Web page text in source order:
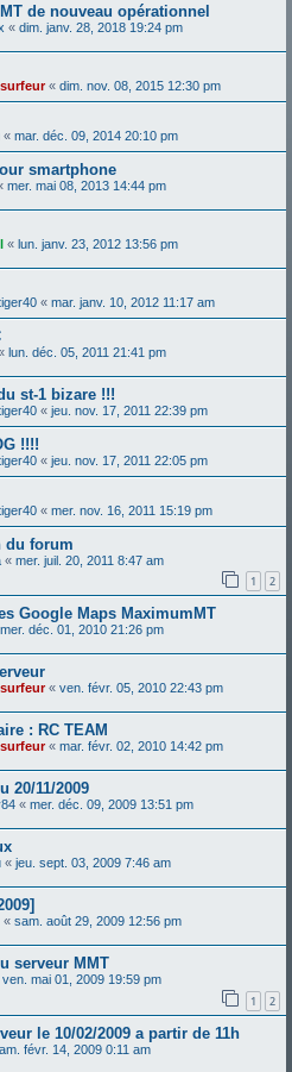
de nouveau opérationnel
« dim. janv. 28, 2018 19:24 pm
« dim. nov. 08, 2015 12:30 pm
« mar. déc. 09, 2014 20:10 pm
smartphone
mer. mai 08, 2013 14:44 pm
« lun. janv. 23, 2012 13:56 pm
« mar. janv. 10, 2012 11:17 am
lun. déc. 05, 2011 21:41 pm
st-1 bizare !!!
« jeu. nov. 17, 2011 22:39 pm
!!!!
« jeu. nov. 17, 2011 22:05 pm
« mer. nov. 16, 2011 15:19 pm
du forum
« mer. juil. 20, 2011 8:47 am
1 2
Google Maps MaximumMT
mer. déc. 01, 2010 21:26 pm
« ven. févr. 05, 2010 22:43 pm
: RC TEAM
« mar. févr. 02, 2010 14:42 pm
20/11/2009
« mer. déc. 09, 2009 13:51 pm
« jeu. sept. 03, 2009 7:46 am
« sam. août 29, 2009 12:56 pm
serveur MMT
ven. mai 01, 2009 19:59 pm
1 2
le 10/02/2009 a partir de 11h
févr. 14, 2009 0:11 am